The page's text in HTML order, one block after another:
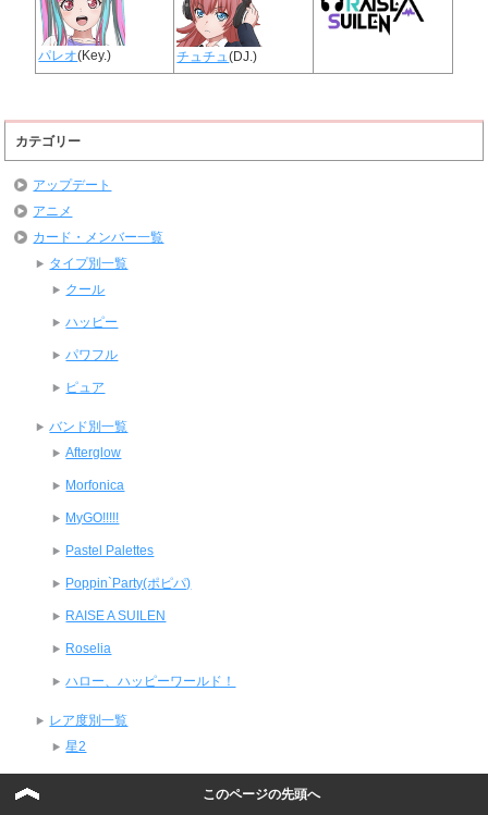
パレオ(Key.) チュチュ(DJ.)
カテゴリー
アップデート
アニメ
カード・メンバー一覧
タイプ別一覧
クール
ハッピー
パワフル
ピュア
バンド別一覧
Afterglow
Morfonica
MyGO!!!!!
Pastel Palettes
Poppin`Party(ポピパ)
RAISE A SUILEN
Roselia
ハロー、ハッピーワールド！
レア度別一覧
星2
このページの先頭へ